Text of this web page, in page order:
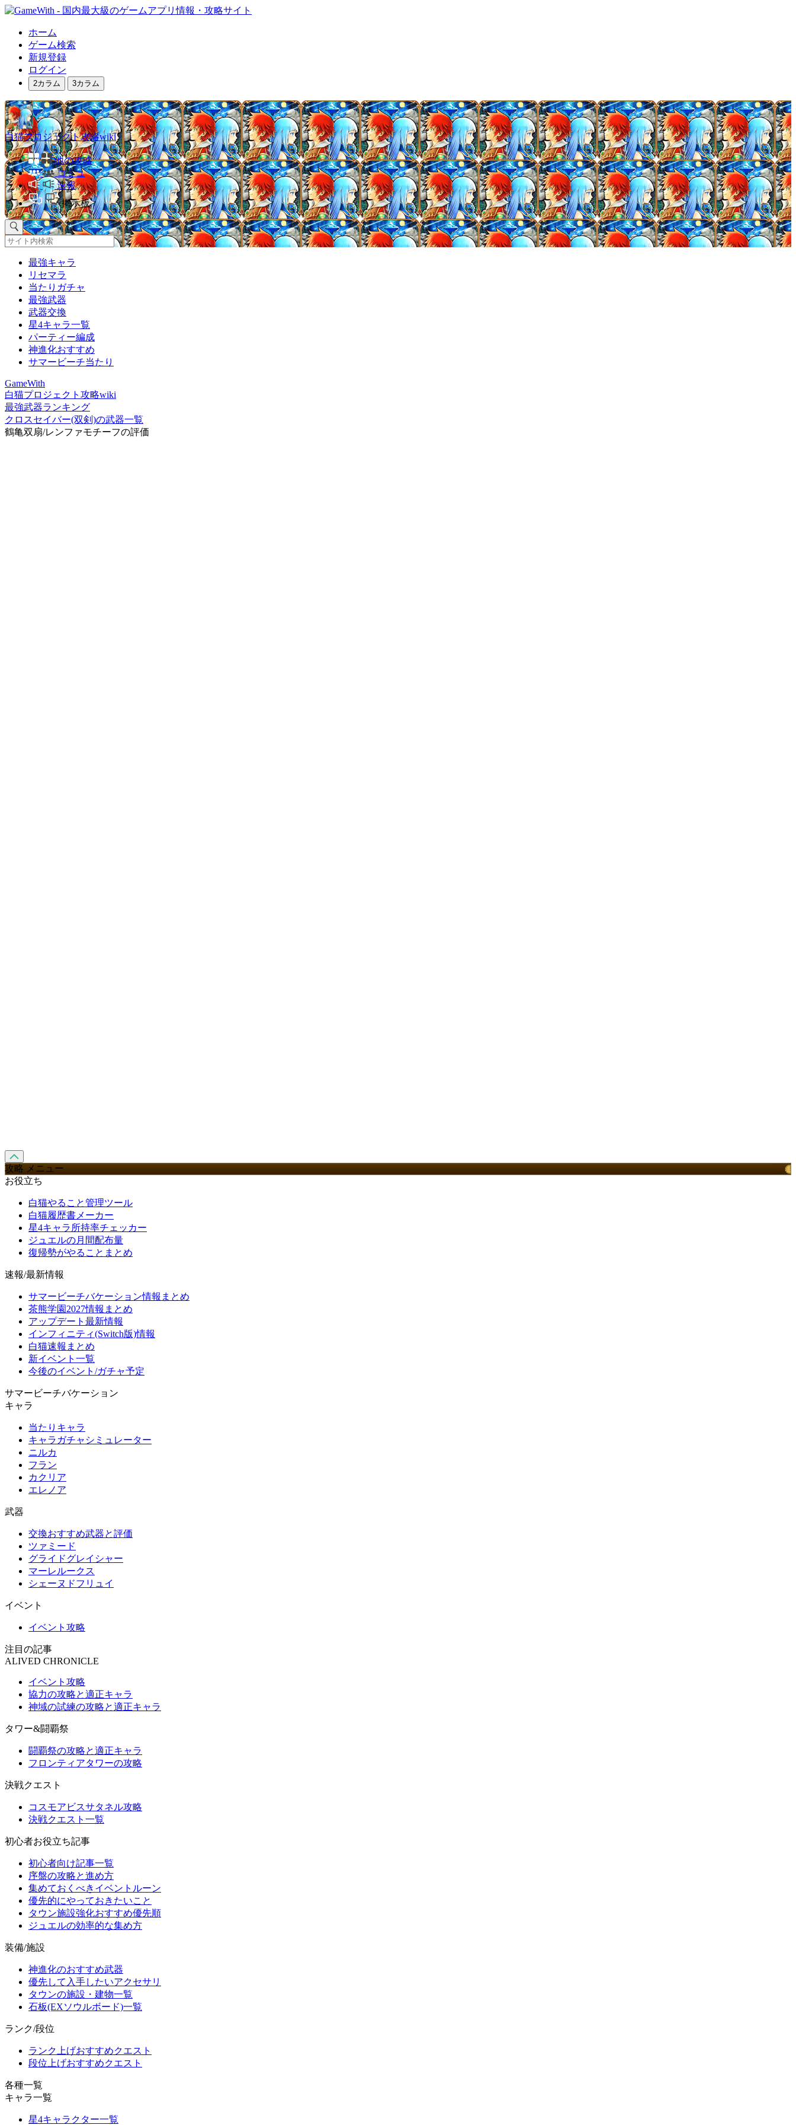
ホーム
ゲーム検索
新規登録
ログイン
2カラム 3カラム
白猫プロジェクト攻略wiki
他の攻略
コミュ
速報
掲示板
最強キャラ
リセマラ
当たりガチャ
最強武器
武器交換
星4キャラ一覧
パーティー編成
神進化おすすめ
サマービーチ当たり
GameWith
白猫プロジェクト攻略wiki
最強武器ランキング
クロスセイバー(双剣)の武器一覧
鶴亀双扇/レンファモチーフの評価
攻略 メニュー
お役立ち
白猫やること管理ツール
白猫履歴書メーカー
星4キャラ所持率チェッカー
ジュエルの月間配布量
復帰勢がやることまとめ
速報/最新情報
サマービーチバケーション情報まとめ
茶熊学園2027情報まとめ
アップデート最新情報
インフィニティ(Switch版)情報
白猫速報まとめ
新イベント一覧
今後のイベント/ガチャ予定
サマービーチバケーション
キャラ
当たりキャラ
キャラガチャシミュレーター
ニルカ
フラン
カクリア
エレノア
武器
交換おすすめ武器と評価
ツァミード
グライドグレイシャー
マーレルークス
シェーヌドフリュイ
イベント
イベント攻略
注目の記事
ALIVED CHRONICLE
イベント攻略
協力の攻略と適正キャラ
神域の試練の攻略と適正キャラ
タワー&闘覇祭
闘覇祭の攻略と適正キャラ
フロンティアタワーの攻略
決戦クエスト
コスモアビスサタネル攻略
決戦クエスト一覧
初心者お役立ち記事
初心者向け記事一覧
序盤の攻略と進め方
集めておくべきイベントルーン
優先的にやっておきたいこと
タウン施設強化おすすめ優先順
ジュエルの効率的な集め方
装備/施設
神進化のおすすめ武器
優先して入手したいアクセサリ
タウンの施設・建物一覧
石板(EXソウルボード)一覧
ランク/段位
ランク上げおすすめクエスト
段位上げおすすめクエスト
各種一覧
キャラ一覧
星4キャラクター一覧